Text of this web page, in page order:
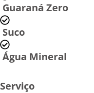
Guaraná Zero
Suco
Água Mineral
Serviço